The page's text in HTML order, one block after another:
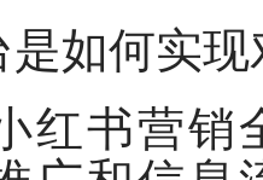
如何实
红书营销